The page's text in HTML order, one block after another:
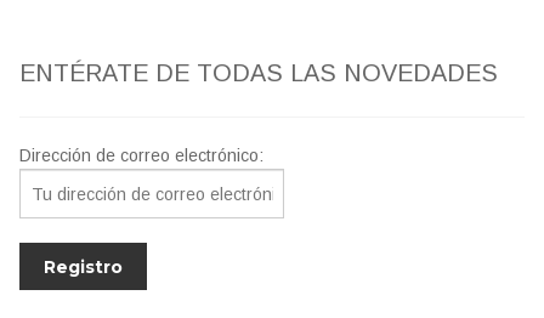
ENTÉRATE DE TODAS LAS NOVEDADES
Dirección de correo electrónico: